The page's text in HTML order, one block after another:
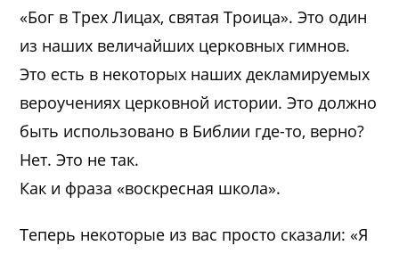
«Бог в Трех Лицах, святая Троица». Это один
из наших величайших церковных гимнов.
Это есть в некоторых наших декламируемых
вероучениях церковной истории. Это должно
быть использовано в Библии где-то, верно?
Нет. Это не так.
Как и фраза «воскресная школа».
Теперь некоторые из вас просто сказали: «Я